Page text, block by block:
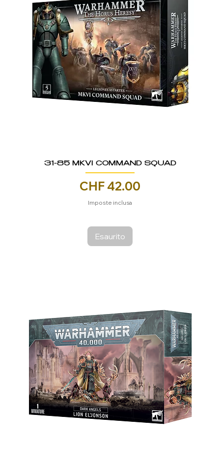
31-85 MKVI COMMAND SQUAD
Prezzo
CHF 42.00
Imposte inclusa
Esaurito